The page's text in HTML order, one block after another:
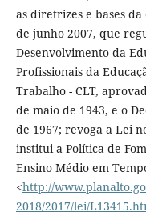
as diretrizes e bases
de junho 2007, que
Desenvolvimento da
Profissionais da
Trabalho - CLT,
de maio de 1943, e o
de 1967; revoga a Lei
institui a Política de
Ensino Médio em
<http://
2018/2017/lei/